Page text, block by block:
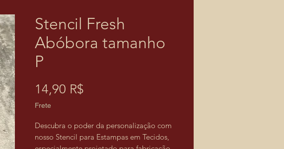
Stencil Fresh
Abóbora tamanho
P
14,90 R$
Frete
Descubra o poder da personalização com
nosso Stencil para Estampas em Tecidos,